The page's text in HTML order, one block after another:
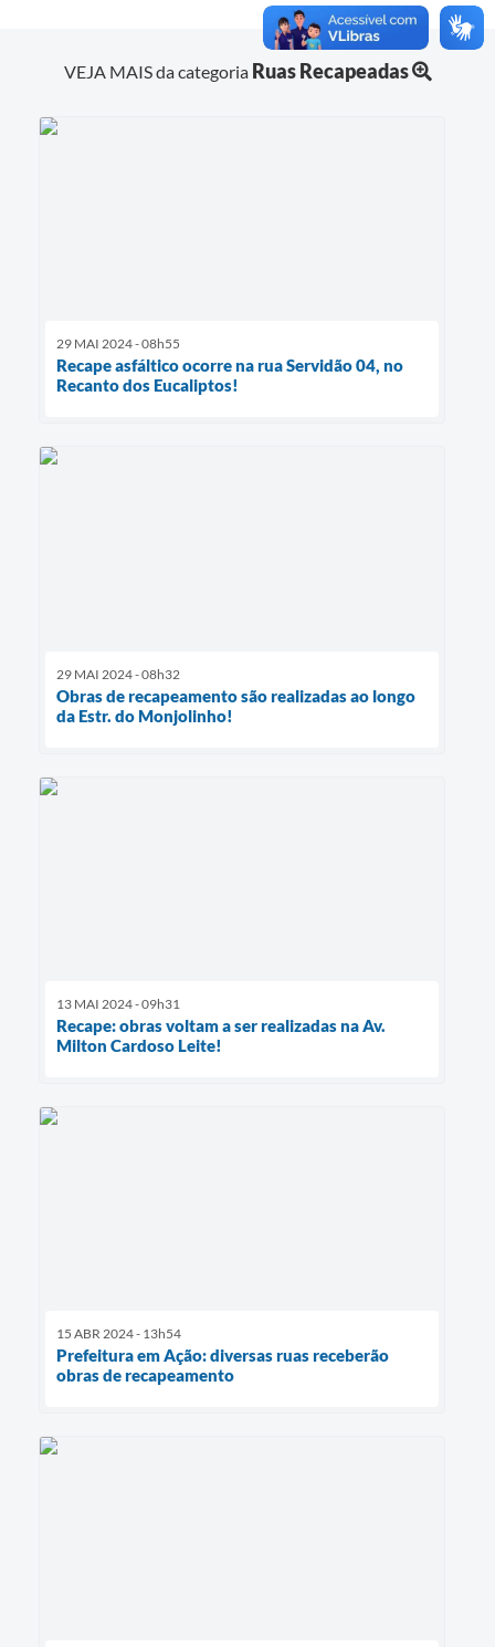
VEJA MAIS da categoria Ruas Recapeadas
29 MAI 2024 - 08h55
Recape asfáltico ocorre na rua Servidão 04, no
Recanto dos Eucaliptos!
29 MAI 2024 - 08h32
Obras de recapeamento são realizadas ao longo
da Estr. do Monjolinho!
13 MAI 2024 - 09h31
Recape: obras voltam a ser realizadas na Av.
Milton Cardoso Leite!
15 ABR 2024 - 13h54
Prefeitura em Ação: diversas ruas receberão
obras de recapeamento